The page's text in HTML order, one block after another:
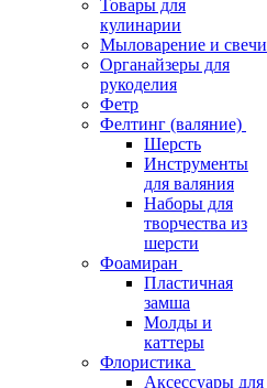
Товары для
кулинарии
Мыловарение и свечи
Органайзеры для
рукоделия
Фетр
Фелтинг (валяние)
Шерсть
Инструменты
для валяния
Наборы для
творчества из
шерсти
Фоамиран
Пластичная
замша
Молды и
каттеры
Флористика
Аксессуары для